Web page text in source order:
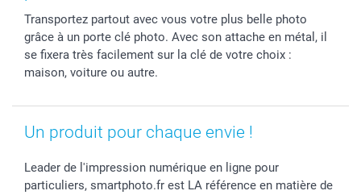
Dénicheur d'idées cadeau
Baptême
Toussaint
Rentrée des classes
Vacances
Gestion des cookies
Tarifs
Partenariats & Influence
Livraison
Modes de paiement
Grandes quantités
Transportez partout avec vous votre plus belle photo
grâce à un porte clé photo. Avec son attache en métal, il
se fixera très facilement sur la clé de votre choix :
maison, voiture ou autre.
Un produit pour chaque envie !
Leader de l'impression numérique en ligne pour
particuliers, smartphoto.fr est LA référence en matière de